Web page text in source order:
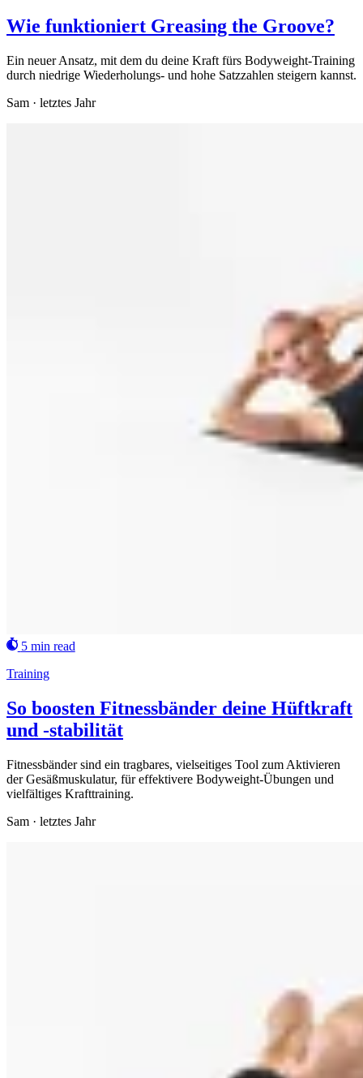
Wie funktioniert Greasing the Groove?
Ein neuer Ansatz, mit dem du deine Kraft fürs Bodyweight-Training
durch niedrige Wiederholungs- und hohe Satzzahlen steigern kannst.
Sam · letztes Jahr
5 min read
Training
So boosten Fitnessbänder deine Hüftkraft
und -stabilität
Fitnessbänder sind ein tragbares, vielseitiges Tool zum Aktivieren
der Gesäßmuskulatur, für effektivere Bodyweight-Übungen und
vielfältiges Krafttraining.
Sam · letztes Jahr